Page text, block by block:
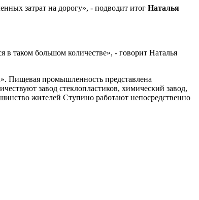
затрат на дорогу», - подводит итог Наталья
таком большом количестве», - говорит Наталья
Пищевая промышленность представлена
завод стеклопластиков, химический завод,
жителей Ступино работают непосредственно